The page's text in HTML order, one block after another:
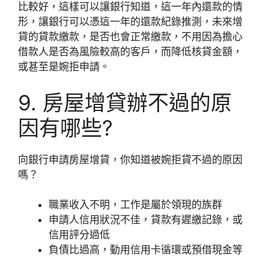
比較好，這樣可以讓銀行知道，這一年內還款的情
形，讓銀行可以憑這一年的還款紀錄推測，未來增
貸的貸款繳款，是否也會正常繳款，不用因為擔心
借款人是否為風險較高的客戶，而降低核貸金額，
或甚至是婉拒申請。
9. 房屋增貸辦不過的原
因有哪些?
向銀行申請房屋增貸，你知道被婉拒貸不過的原因
嗎？
職業收入不明，工作是屬於領現的族群
申請人信用狀況不佳，貸款有遲繳記錄，或
信用評分過低
負債比過高，動用信用卡循環或預借現金等